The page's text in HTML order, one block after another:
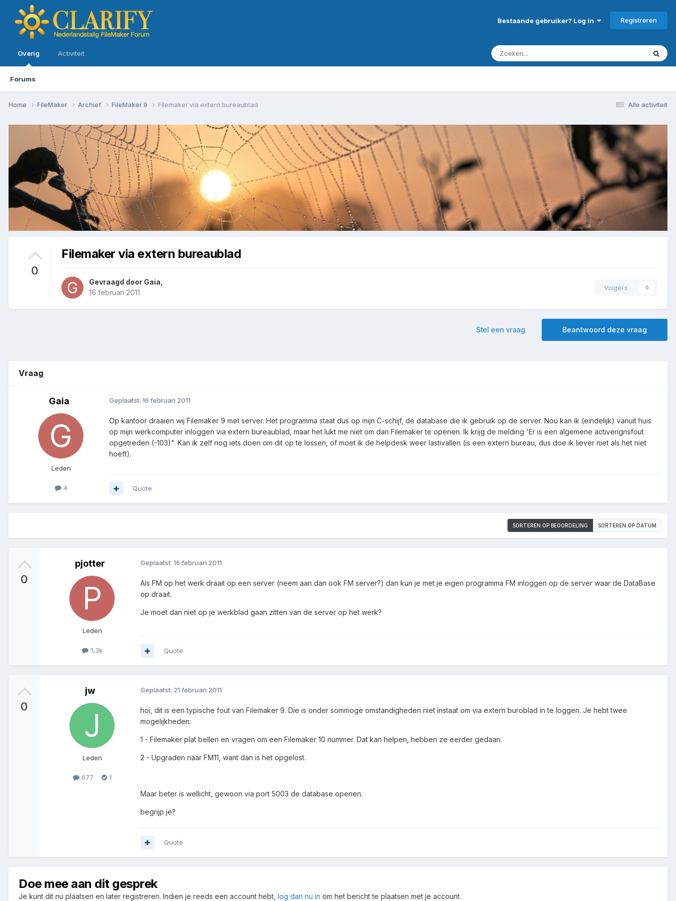
Bestaande gebruiker? Log in Registreren
Overig
Forums
Activiteit
Alle activiteit
Home FileMaker Archief FileMaker 9 Filemaker via extern bureaublad
0
Filemaker via extern bureaublad
Gevraagd door Gaia
16 februari 2011
Volgers 0
Beantwoord deze vraag
Stel een vraag
Vraag
Gaia
Leden
4
Geplaatst: 16 februari 2011
Op kantoor draaien wij Filemaker 9 met server. Het programma staat dus op mijn C-schijf, de database die ik gebruik op de server. Nou kan ik (eindelijk) vanuit huis
op mijn werkcomputer inloggen via extern bureaublad, maar het lukt me niet om dan Filemaker te openen. Ik krijg de melding 'Er is een algemene activerignsfout
opgetreden (-103)". Kan ik zelf nog iets doen om dit op te lossen, of moet ik de helpdesk weer lastivallen (is een extern bureau, dus doe ik liever niet als het niet
hoeft).
Quote
SORTEREN OP BEOORDELING SORTEREN OP DATUM
0
pjotter
Leden
1,3k
Geplaatst: 16 februari 2011
Als FM op het werk draait op een server (neem aan dan ook FM server?) dan kun je met je eigen programma FM inloggen op de server waar de DataBase
op draait.
Je moet dan niet op je werkblad gaan zitten van de server op het werk?
Quote
0
jw
Leden
677 1
Geplaatst: 21 februari 2011
hoi, dit is een typische fout van Filemaker 9. Die is onder sommoge omstandigheden niet instaat om via extern buroblad in te loggen. Je hebt twee
mogelijkheden:
1 - Filemaker plat bellen en vragen om een Filemaker 10 nummer. Dat kan helpen, hebben ze eerder gedaan.
2 - Upgraden naar FM11, want dan is het opgelost.
Maar beter is wellicht, gewoon via port 5003 de database openen.
begrijp je?
Quote
Doe mee aan dit gesprek
Je kunt dit nu plaatsen en later registreren. Indien je reeds een account hebt, log dan nu in om het bericht te plaatsen met je account.